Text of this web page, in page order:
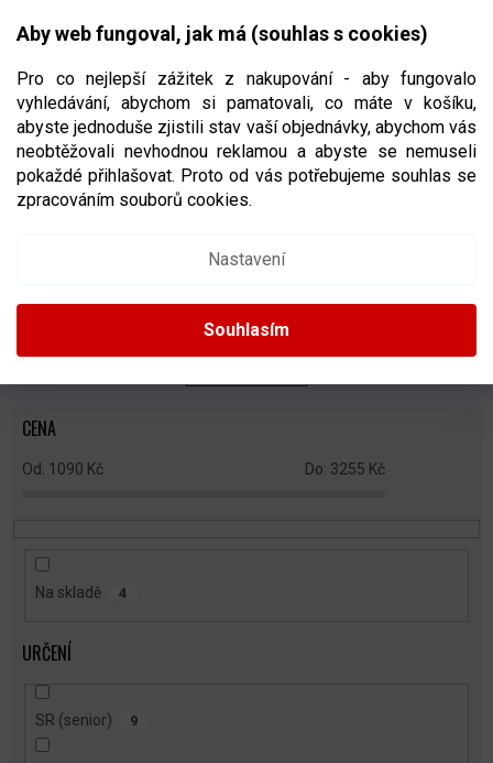
Aby web fungoval, jak má (souhlas s cookies)
Pro co nejlepší zážitek z nakupování - aby fungovalo
vyhledávání, abychom si pamatovali, co máte v košíku,
abyste jednoduše zjistili stav vaší objednávky, abychom vás
neobtěžovali nevhodnou reklamou a abyste se nemuseli
pokaždé přihlašovat. Proto od vás potřebujeme souhlas se
zpracováním souborů cookies.
Nastavení
Souhlasím
CZK
NÁKUPNÍ
KOMPOZITOVÉ HOKEJKY
N
P
R
CENA
1090 Kč 3255 Kč
Na skladě 4
URČENÍ
SR (senior) 9